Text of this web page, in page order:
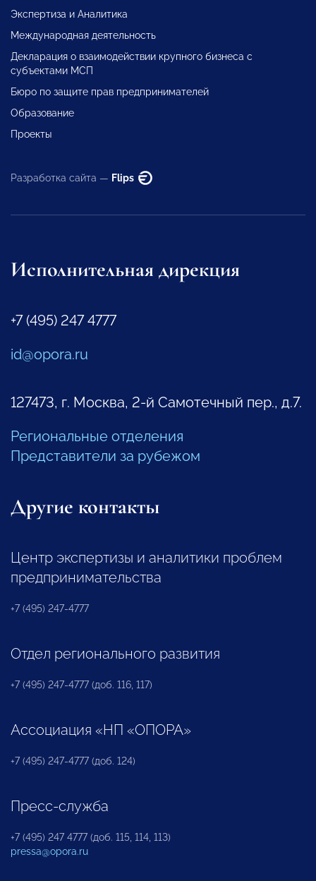
Экспертиза и Аналитика
Международная деятельность
Декларация о взаимодействии крупного бизнеса с
субъектами МСП
Бюро по защите прав предпринимателей
Образование
Проекты
Разработка сайта — Flips
Исполнительная дирекция
+7 (495) 247 4777
id@opora.ru
127473, г. Москва, 2-й Самотечный пер., д.7.
Региональные отделения
Представители за рубежом
Другие контакты
Центр экспертизы и аналитики проблем
предпринимательства
+7 (495) 247-4777
Отдел регионального развития
+7 (495) 247-4777 (доб. 116, 117)
Ассоциация «НП «ОПОРА»
+7 (495) 247-4777 (доб. 124)
Пресс-служба
+7 (495) 247 4777 (доб. 115, 114, 113)
pressa@opora.ru